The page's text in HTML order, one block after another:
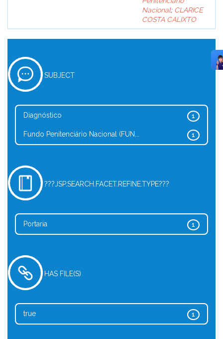
Nacional; CLARICE
COSTA CALIXTO
SUBJECT
1
Diagnóstico
1
Fundo Penitenciário Nacional (FUN...
???JSP.SEARCH.FACET.REFINE.TYPE???
1
Portaria
HAS FILE(S)
1
true